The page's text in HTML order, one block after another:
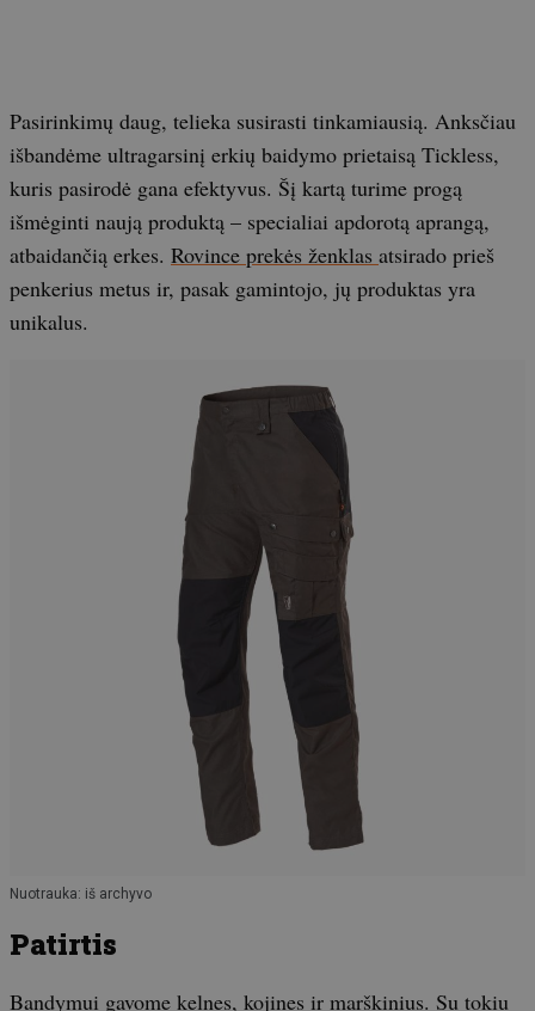
Pasirinkimų daug, telieka susirasti tinkamiausią. Anksčiau
išbandėme ultragarsinį erkių baidymo prietaisą Tickless,
kuris pasirodė gana efektyvus. Šį kartą turime progą
išmėginti naują produktą – specialiai apdorotą aprangą,
atbaidančią erkes. Rovince prekės ženklas atsirado prieš
penkerius metus ir, pasak gamintojo, jų produktas yra
unikalus.
Nuotrauka: iš archyvo
Patirtis
Bandymui gavome kelnes, kojines ir marškinius. Su tokiu